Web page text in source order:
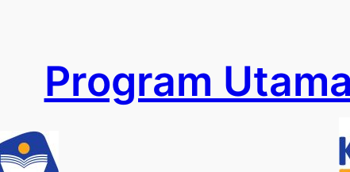
Program Utama